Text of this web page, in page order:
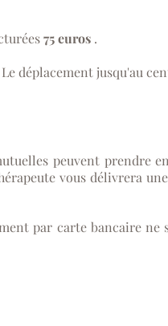
75 euros .
Le déplacement jusqu'au
peuvent prendre
vous délivrera
par carte bancaire ne